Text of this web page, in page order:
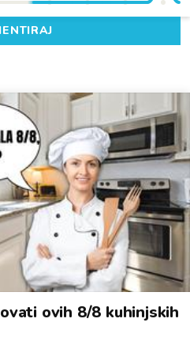
ovih 8/8 kuhinjskih